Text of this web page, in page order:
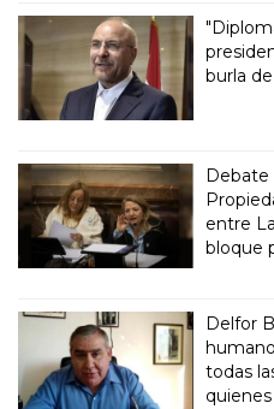
burla
Debate
entre
bloque
Delfor
todas